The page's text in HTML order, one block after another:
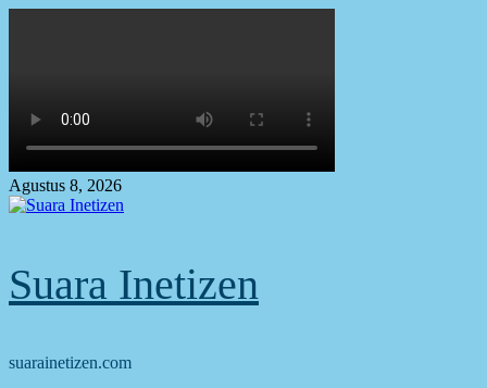
Agustus 8, 2026
Suara Inetizen
suarainetizen.com